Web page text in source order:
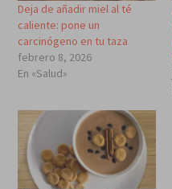
Deja de añadir miel al té
caliente: pone un
carcinógeno en tu taza
febrero 8, 2026
En «Salud»